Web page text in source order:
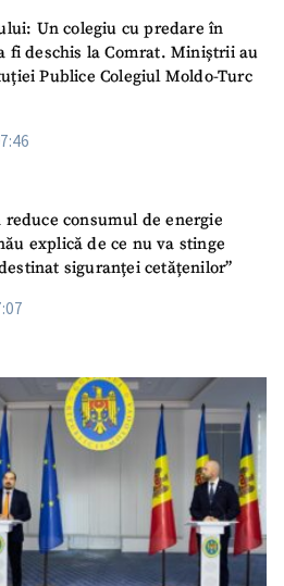
Un colegiu cu predare în
fi deschis la Comrat. Miniștrii au
Publice Colegiul Moldo-Turc
reduce consumul de energie
explică de ce nu va stinge
siguranței cetățenilor”